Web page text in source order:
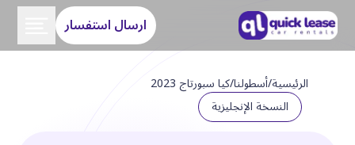
ارسال استفسار
الرئيسية/أسطولنا/كيا سبورتاج 2023
النسخة الإنجليزية